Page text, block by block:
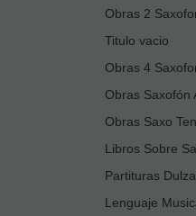
Obras 2
Titulo vacio
Obras 4
Obras Saxofón
Obras Saxo
Libros Sobre
Partituras
Lenguaje